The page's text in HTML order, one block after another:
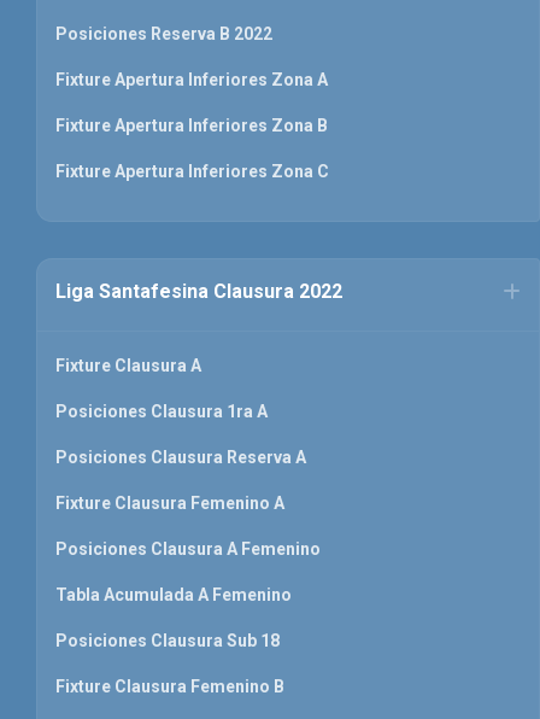
Posiciones Reserva B 2022
Fixture Apertura Inferiores Zona A
Fixture Apertura Inferiores Zona B
Fixture Apertura Inferiores Zona C
Liga Santafesina Clausura 2022
Fixture Clausura A
Posiciones Clausura 1ra A
Posiciones Clausura Reserva A
Fixture Clausura Femenino A
Posiciones Clausura A Femenino
Tabla Acumulada A Femenino
Posiciones Clausura Sub 18
Fixture Clausura Femenino B